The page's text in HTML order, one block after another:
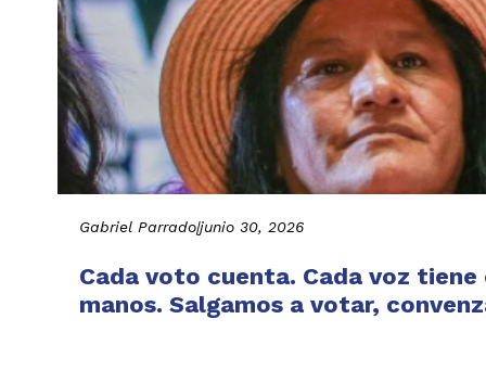
Gabriel Parrado|junio 30, 2026
Cada voto cuenta. Cada voz
manos. Salgamos a votar,